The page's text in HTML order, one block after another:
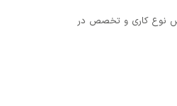
نوع کاری و تخصص در